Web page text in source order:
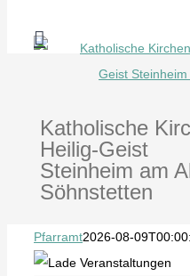
Inhalt
Katholische
Heilig-Geist
Steinheim am
Söhnstetten
Pfarramt2026-08-